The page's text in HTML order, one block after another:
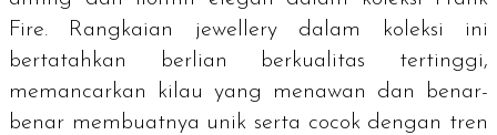
Fire. Rangkaian
jewellery dalam koleksi ini
bertatahkan berlian berkualitas tertinggi,
memancarkan kilau yang menawan dan benar-
benar membuatnya unik serta cocok dengan tren